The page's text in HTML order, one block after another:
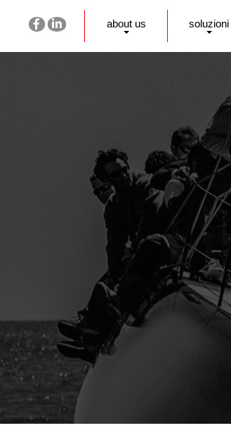
about us soluzioni